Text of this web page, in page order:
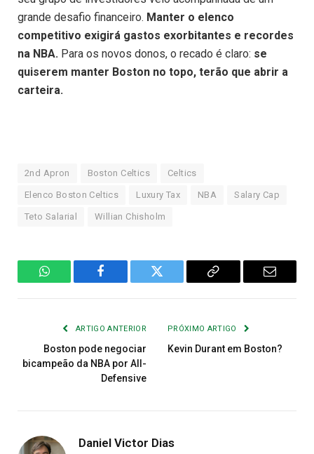
grande desafio financeiro. Manter o elenco
competitivo exigirá gastos exorbitantes e recordes
na NBA. Para os novos donos, o recado é claro: se
quiserem manter Boston no topo, terão que abrir a
carteira.
2nd Apron Boston Celtics Celtics
Elenco Boston Celtics Luxury Tax NBA Salary Cap
Teto Salarial Willian Chisholm
WhatsAppFacebook Twitter
Copiar
E-
ARTIGO ANTERIOR
Boston pode negociar
bicampeão da NBA por All-
Defensive
PRÓXIMO ARTIGO
Kevin Durant em Boston?
Daniel Victor Dias